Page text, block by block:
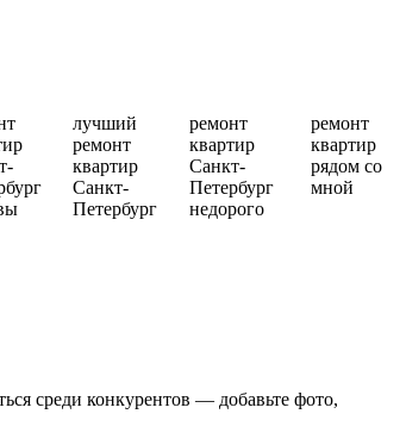
лучший
ремонт
квартир
Санкт-
Петербург
ремонт
квартир
Санкт-
Петербург
недорого
ремонт
квартир
рядом со
мной
среди конкурентов — добавьте фото,